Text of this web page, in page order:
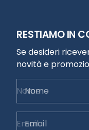
RESTIAMO IN
Se desideri
novità e
Nome
Email